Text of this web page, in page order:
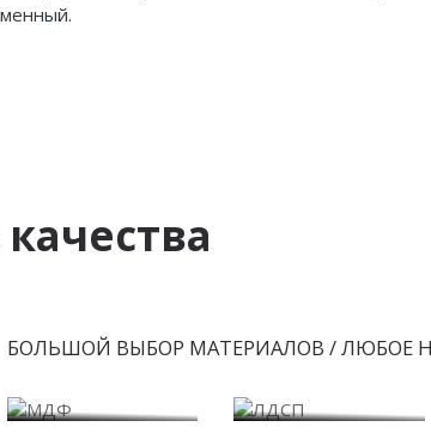
БОЛЬШОЙ ВЫБОР МАТЕРИАЛОВ / ЛЮБОЕ